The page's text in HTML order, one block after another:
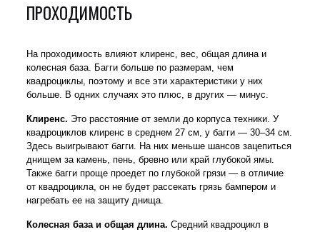
ПРОХОДИМОСТЬ
На проходимость влияют клиренс, вес, общая длина и
колесная база. Багги больше по размерам, чем
квадроциклы, поэтому и все эти характеристики у них
больше. В одних случаях это плюс, в других — минус.
Клиренс. Это расстояние от земли до корпуса техники. У
квадроциклов клиренс в среднем 27 см, у багги — 30–34 см.
Здесь выигрывают багги. На них меньше шансов зацепиться
днищем за камень, пень, бревно или край глубокой ямы.
Также багги проще проедет по глубокой грязи — в отличие
от квадроцикла, он не будет рассекать грязь бампером и
нагребать ее на защиту днища.
Колесная база и общая длина. Средний квадроцикл в